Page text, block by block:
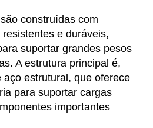
são construídas com
e duráveis,
suportar grandes pesos
A estrutura principal é,
aço estrutural, que oferece
para suportar cargas
importantes